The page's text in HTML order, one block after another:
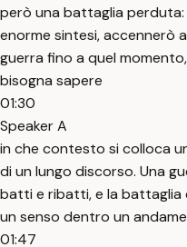
però una battaglia
enorme sintesi, accennerò
guerra fino a quel
bisogna sapere
01:30
Speaker A
in che contesto si colloca
di un lungo discorso. Una
batti e ribatti, e la battaglia
un senso dentro un
01:47